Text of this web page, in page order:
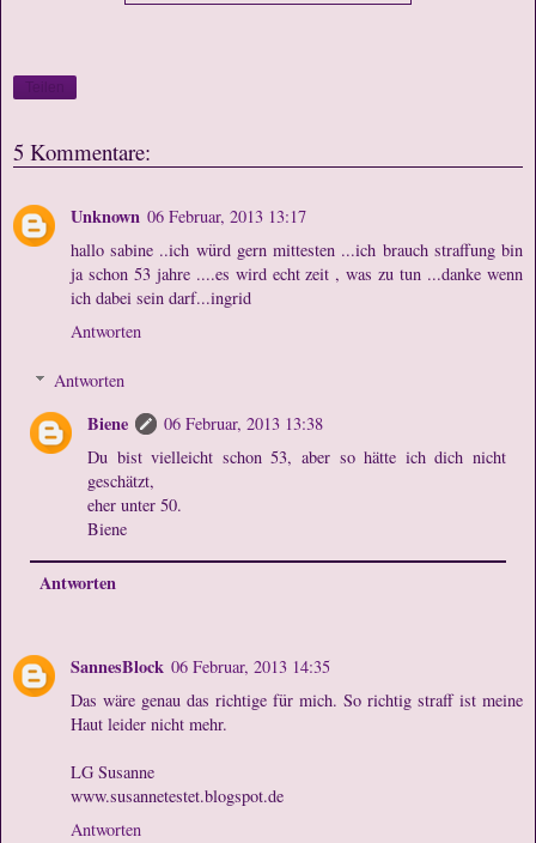
5 Kommentare:
Unknown 06 Februar, 2013 13:17
hallo sabine ..ich würd gern mittesten ...ich brauch straffung bin
ja schon 53 jahre ....es wird echt zeit , was zu tun ...danke wenn
ich dabei sein darf...ingrid
Antworten
Antworten
Biene
06 Februar, 2013 13:38
Du bist vielleicht schon 53, aber so hätte ich dich nicht
geschätzt,
eher unter 50.
Biene
Antworten
SannesBlock 06 Februar, 2013 14:35
Das wäre genau das richtige für mich. So richtig straff ist meine
Haut leider nicht mehr.
LG Susanne
www.susannetestet.blogspot.de
Antworten